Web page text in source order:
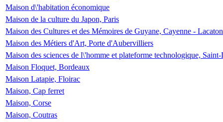
Maison d\'habitation économique
Maison de la culture du Japon, Paris
Maison des Cultures et des Mémoires de Guyane, Cayenne -
Maison des Métiers d'Art, Porte d'Aubervilliers
Maison des sciences de l\'homme et plateforme technologique,
Maison Floquet, Bordeaux
Maison Latapie, Floirac
Maison, Cap ferret
Maison, Corse
Maison, Coutras